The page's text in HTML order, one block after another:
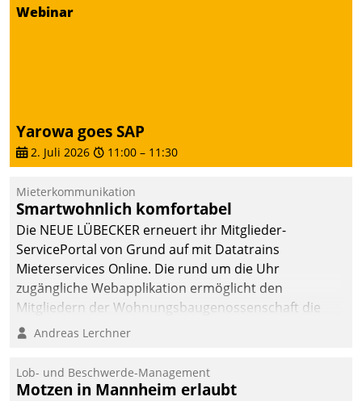
Datatrain ermöglicht
datengestützte
Entscheidungen.
Webinar
Yarowa goes SAP
2. Juli 2026 11:00 – 11:30
Mieterkommunikation
Smartwohnlich komfortabel
Die NEUE LÜBECKER erneuert ihr Mitglieder-
ServicePortal von Grund auf mit Datatrains
Mieterservices Online. Die rund um die Uhr
zugängliche Webapplikation ermöglicht den
Mitgliedern der Wohnungs­bau­genossenschaft die
Kontaktaufnahme per Smartphone, Tablet oder PC.
Andreas Lerchner
Lob- und Beschwerde-Management
Motzen in Mannheim erlaubt